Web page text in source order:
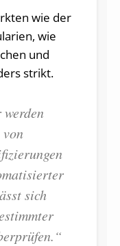
wie der
wie
und
strikt.
sich